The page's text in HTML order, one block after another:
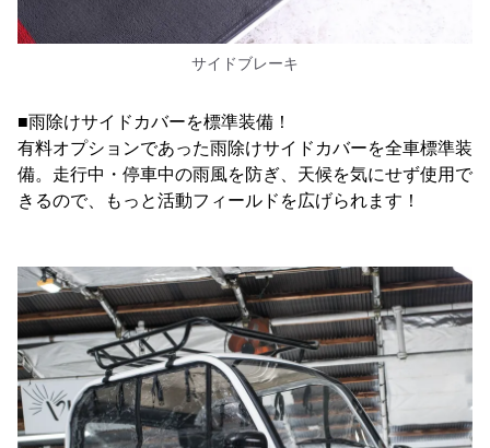
サイドブレーキ
■雨除けサイドカバーを標準装備！
有料オプションであった雨除けサイドカバーを全車標準装
備。走行中・停車中の雨風を防ぎ、天候を気にせず使用で
きるので、もっと活動フィールドを広げられます！